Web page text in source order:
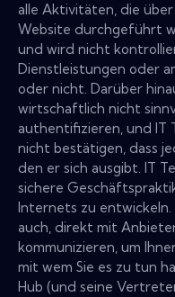
alle Aktivitäten, die
Website durchgeführt
und wird nicht
Dienstleistungen oder
oder nicht. Darüber
wirtschaftlich nicht
authentifizieren, und IT
nicht bestätigen, dass
den er sich ausgibt. IT
sichere
Internets zu entwickeln.
auch, direkt mit
kommunizieren, um
mit wem Sie es zu tun
Hub (und seine